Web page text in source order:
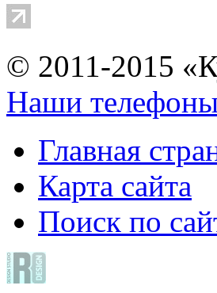
© 2011-2015
Наши
Главная
Карта сайта
Поиск по